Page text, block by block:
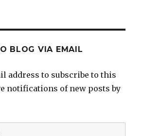
BLOG VIA EMAIL
address to subscribe to this
notifications of new posts by